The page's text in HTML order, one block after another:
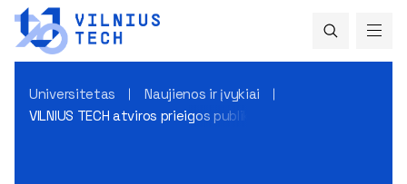
Universitetas
Naujienos ir įvykiai
VILNIUS TECH atviros prieigos publikacijos Scopus